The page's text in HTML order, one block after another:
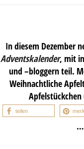
In diesem Dezember
Adventskalender, mit
und –bloggern teil.
Weihnachtliche
teilen
…